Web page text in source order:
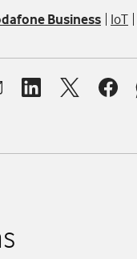
Business IoT
ventana para
Abrir ventana para
Abrir Abrir